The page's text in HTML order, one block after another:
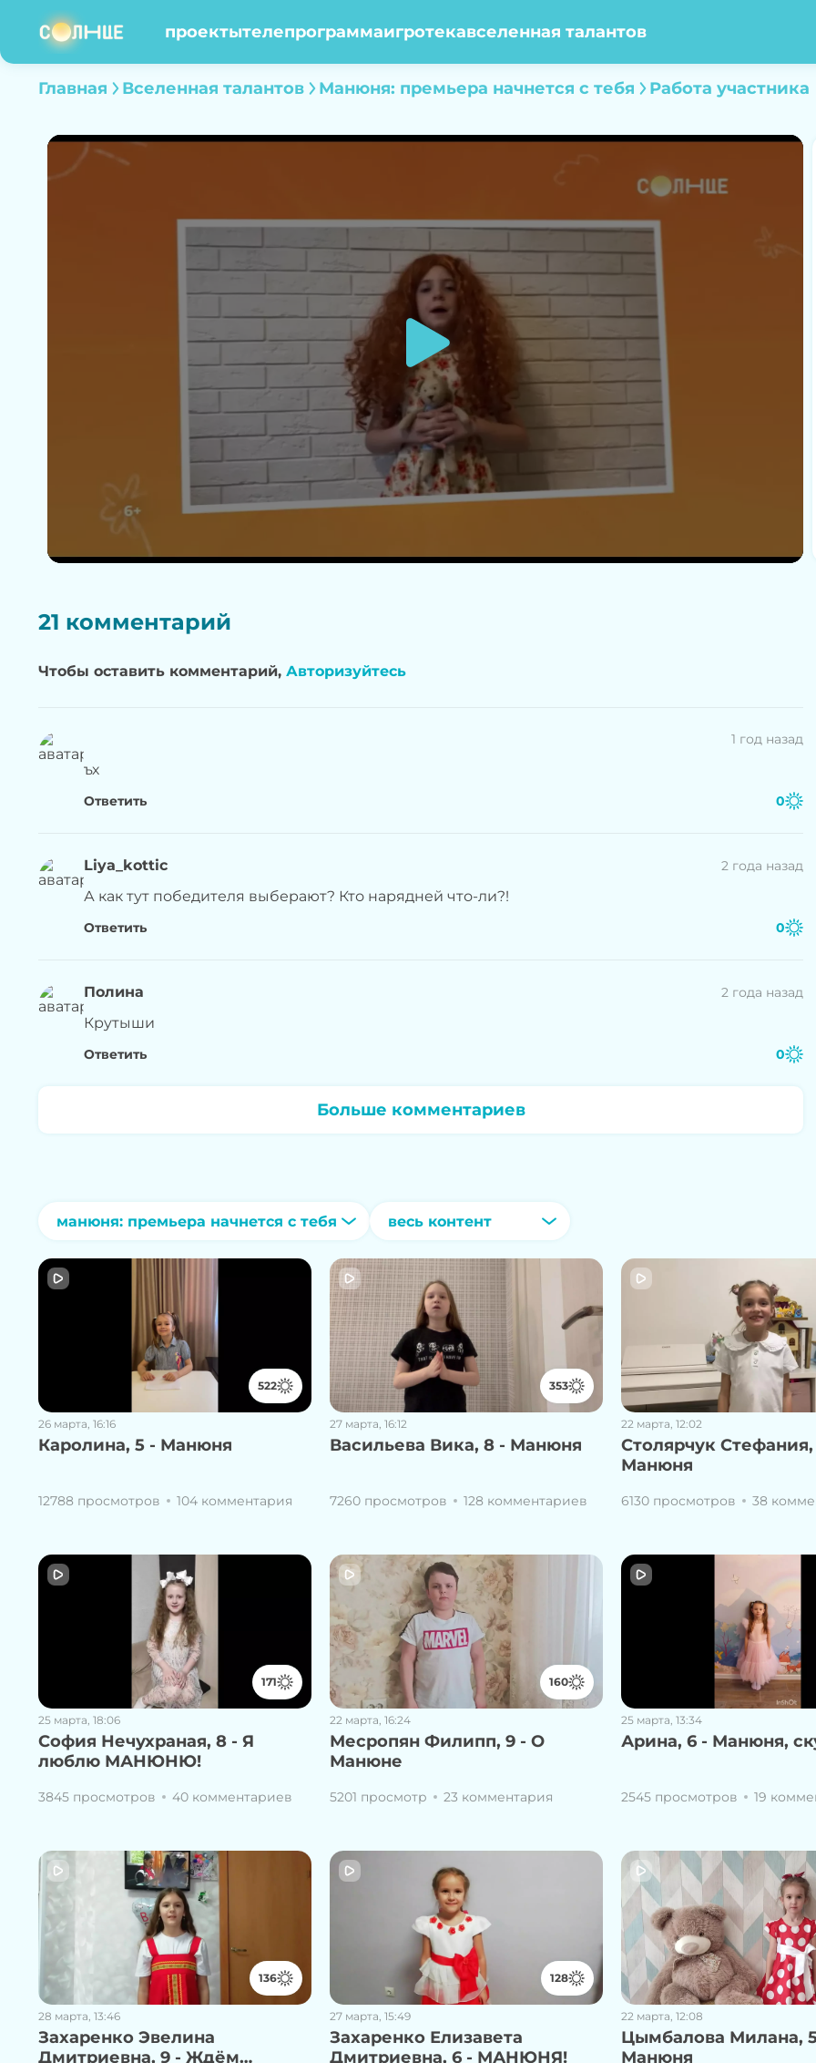
проектытелепрограммаигротекавселенная талантов
Главная Вселенная талантов Манюня: премьера начнется с тебя Работа участника
21 комментарий
Чтобы оставить комментарий, Авторизуйтесь
1 год назад
ъх
Ответить 0
Liya_kottic 2 года назад
А как тут победителя выберают? Кто нарядней что-ли?!
Ответить 0
Полина 2 года назад
Крутыши
Ответить 0
Больше комментариев
манюня: премьера начнется с тебя весь контент
522
26 марта, 16:16
Каролина, 5 - Манюня
12788 просмотров 104 комментария
353
27 марта, 16:12
Васильева Вика, 8 - Манюня
7260 просмотров 128 комментариев
22 марта, 12:02
Столярчук Стефания,
Манюня
6130 просмотров 38
171
25 марта, 18:06
София Нечухраная, 8 - Я
люблю МАНЮНЮ!
3845 просмотров 40 комментариев
160
22 марта, 16:24
Месропян Филипп, 9 - О
Манюне
5201 просмотр 23 комментария
25 марта, 13:34
Арина, 6 - Манюня,
2545 просмотров 19
136
28 марта, 13:46
Захаренко Эвелина
Дмитриевна, 9 - Ждём
128
27 марта, 15:49
Захаренко Елизавета
Дмитриевна, 6 - МАНЮНЯ!
22 марта, 12:08
Цымбалова Милана,
Манюня